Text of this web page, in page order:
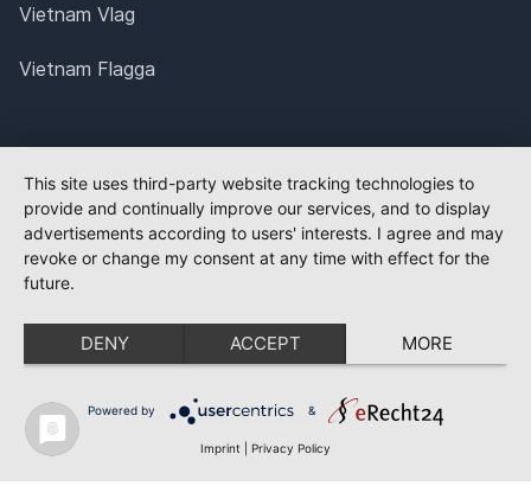
Vietnam Vlag
Vietnam Flagga
This site uses third-party website tracking technologies to
provide and continually improve our services, and to display
advertisements according to users' interests. I agree and may
revoke or change my consent at any time with effect for the
future.
DENY ACCEPT MORE
Powered by &
Imprint Privacy Policy